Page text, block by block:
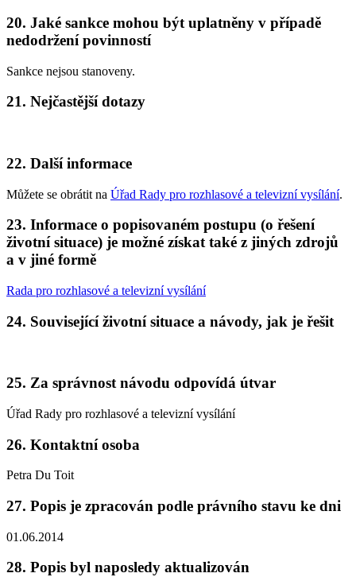
20. Jaké sankce mohou být uplatněny v případě
nedodržení povinností
Sankce nejsou stanoveny.
21. Nejčastější dotazy
22. Další informace
Můžete se obrátit na Úřad Rady pro rozhlasové a televizní vysílání.
23. Informace o popisovaném postupu (o řešení
životní situace) je možné získat také z jiných zdrojů
a v jiné formě
Rada pro rozhlasové a televizní vysílání
24. Související životní situace a návody, jak je řešit
25. Za správnost návodu odpovídá útvar
Úřad Rady pro rozhlasové a televizní vysílání
26. Kontaktní osoba
Petra Du Toit
27. Popis je zpracován podle právního stavu ke dni
01.06.2014
28. Popis byl naposledy aktualizován